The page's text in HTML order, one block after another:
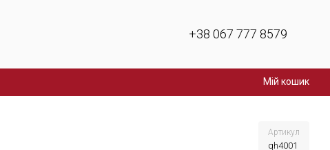
+38 067 777 8579
Мій кошик
Артикул
qh4001